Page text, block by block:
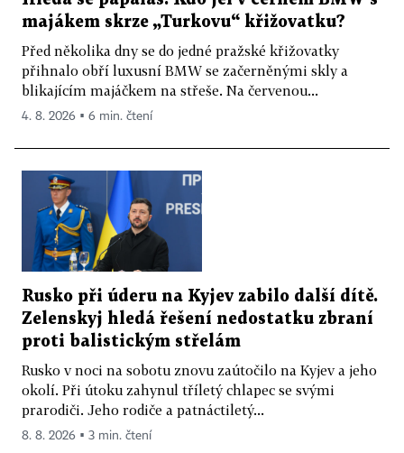
majákem skrze „Turkovu“ křižovatku?
Před několika dny se do jedné pražské křižovatky
přihnalo obří luxusní BMW se začerněnými skly a
blikajícím majáčkem na střeše. Na červenou...
4. 8. 2026 ▪ 6 min. čtení
Rusko při úderu na Kyjev zabilo další dítě.
Zelenskyj hledá řešení nedostatku zbraní
proti balistickým střelám
Rusko v noci na sobotu znovu zaútočilo na Kyjev a jeho
okolí. Při útoku zahynul tříletý chlapec se svými
prarodiči. Jeho rodiče a patnáctiletý...
8. 8. 2026 ▪ 3 min. čtení